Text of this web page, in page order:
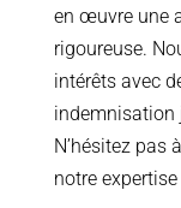
en œuvre une
rigoureuse.
intérêts avec
indemnisation
N’hésitez pas
notre